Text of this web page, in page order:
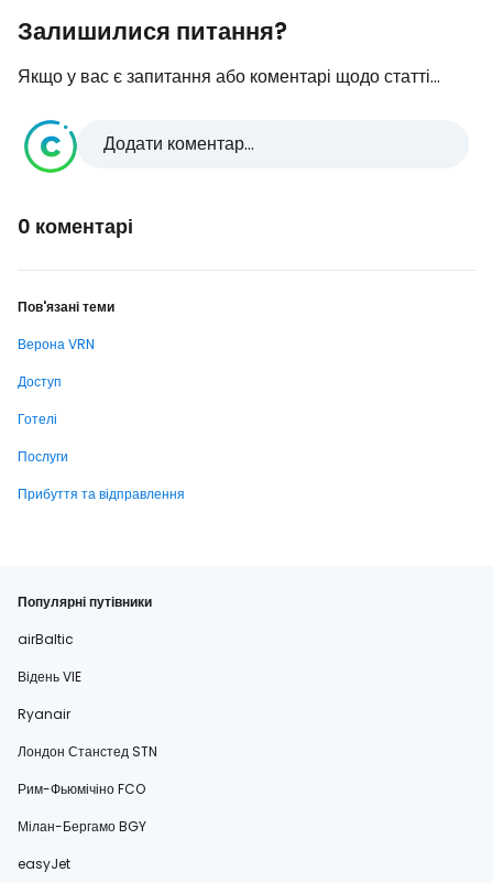
Залишилися питання?
Якщо у вас є запитання або коментарі щодо статті...
Додати коментар...
0 коментарі
Пов'язані теми
Верона VRN
Доступ
Готелі
Послуги
Прибуття та відправлення
Популярні путівники
airBaltic
Відень VIE
Ryanair
Лондон Станстед STN
Рим-Фьюмічіно FCO
Мілан-Бергамо BGY
easyJet